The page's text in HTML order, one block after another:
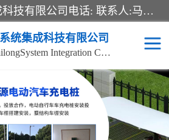
苏州迈凯隆系统集成科技有限公司电话: 联系人:马杰森 销售安装视频监控、报警系统、电话交换机、门禁考勤、巡更系统、呼叫对讲系统、停车场道闸、智能家居、广播系统、综合布线、办公设备、电子商务软件、网络工程、酒店门锁系列 系统集成、VOD视频点播、LED显示屏、节能产品、USP电源、收银机等弱电及智能化项目。
统集成科技有限公司
Suzhou MaikailongSystem Integration Co., Ltd.
电瓶车充电桩
两轮电动车充电桩